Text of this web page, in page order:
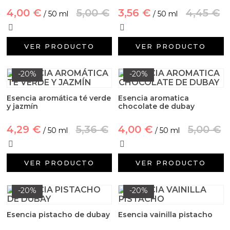
4,00 € / 50 ml 5,00 €
VER PRODUCTO
3,56 € / 50 ml 4,45 €
VER PRODUCTO
-20%
Esencia aromática té verde
y jazmín
4,29 € / 50 ml 5,36 €
VER PRODUCTO
-20%
Esencia aromatica
chocolate de dubay
4,00 € / 50 ml 5,00 €
VER PRODUCTO
-20%
Esencia pistacho de dubay
-20%
Esencia vainilla pistacho
Accesorios
Libros y revistas diy
Conchas, caracolas y estrellas de mar
Materiales para detalles hechos a mano
Huerto ecologico